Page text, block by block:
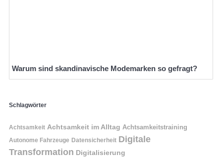
Warum sind skandinavische Modemarken so gefragt?
Schlagwörter
Achtsamkeit Achtsamkeit im Alltag Achtsamkeitstraining
Autonome Fahrzeuge Datensicherheit Digitale
Transformation Digitalisierung